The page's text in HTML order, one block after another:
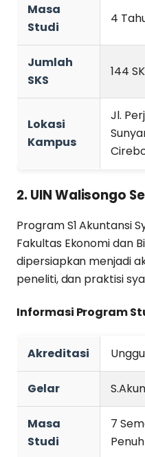
Masa
Studi
4
Jumlah
SKS
144
Lokasi
Kampus
Jl.
2. UIN Walisongo
Program S1 Akuntansi
Fakultas Ekonomi dan
dipersiapkan menjadi
peneliti, dan praktisi
Informasi Program
Akreditasi
Gelar
Masa
Studi
7